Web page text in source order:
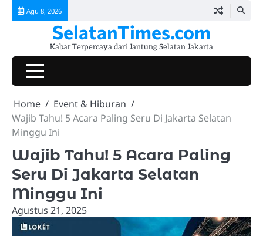
Skip
Agu 8, 2026
SelatanTimes.com
Kabar Terpercaya dari Jantung Selatan Jakarta
Selatan
Today
&
Kriminalitas
Lintas&
&
&
&
Berprestasi
&
Home
Event & Hiburan
Wajib Tahu! 5 Acara Paling Seru Di Jakarta Selatan
Minggu Ini
Wajib Tahu! 5 Acara Paling
Seru Di Jakarta Selatan
Minggu Ini
Agustus 21, 2025